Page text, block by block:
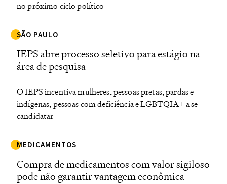
no próximo ciclo político
SÃO PAULO
IEPS abre processo seletivo para estágio na
área de pesquisa
O IEPS incentiva mulheres, pessoas pretas, pardas e
indígenas, pessoas com deficiência e LGBTQIA+ a se
candidatar
MEDICAMENTOS
Compra de medicamentos com valor sigiloso
pode não garantir vantagem econômica